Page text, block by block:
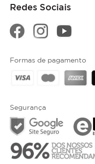
Redes Sociais
Segurança
Formas de pagamento